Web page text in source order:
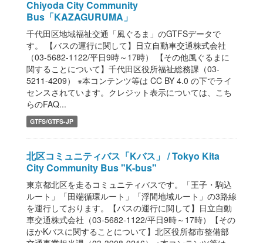
Chiyoda City Community
Bus「KAZAGURUMA」
千代田区地域福祉交通「風ぐるま」のGTFSデータで
す。 【バスの運行に関して】日立自動車交通株式会社
（03-5682-1122/平日9時～17時） 【その他風ぐるまに
関することについて】千代田区役所福祉総務課（03-
5211-4209） ※本コンテンツ等は CC BY 4.0 の下でライ
センスされています。クレジット表示については、こち
らのFAQ...
GTFS/GTFS-JP
北区コミュニティバス「Kバス」 / Tokyo Kita
City Community Bus "K-bus"
東京都北区を走るコミュニティバスです。「王子・駒込
ルート」「田端循環ルート」「浮間地域ルート」の3路線
を運行しております。【バスの運行に関して】日立自動
車交通株式会社（03-5682-1122/平日9時～17時）【その
ほかKバスに関することについて】北区役所都市整備部